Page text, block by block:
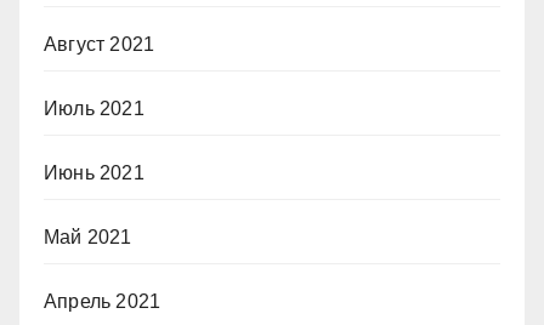
Август 2021
Июль 2021
Июнь 2021
Май 2021
Апрель 2021